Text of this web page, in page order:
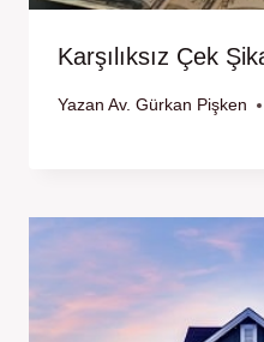
Karşılıksız Çek
Yazan Av. Gürkan Pişken